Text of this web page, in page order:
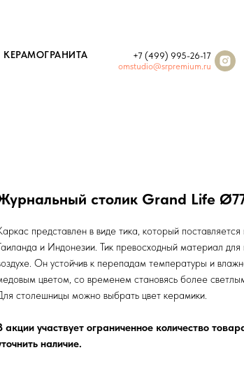
+7 (499) 995-26-17
omstudio@srpremium.ru
столик Grand Life
представлен в виде тика, который
и Индонезии. Тик превосходный материал
Он устойчив к перепадам температуры и
цветом, со временем становясь более
столешницы можно выбрать цвет керамики.
акции участвует ограниченное количество
наличие.